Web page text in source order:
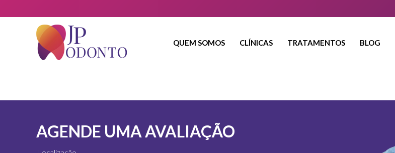
QUEM SOMOS CLÍNICAS TRATAMENTOS BLOG
AGENDE UMA AVALIAÇÃO